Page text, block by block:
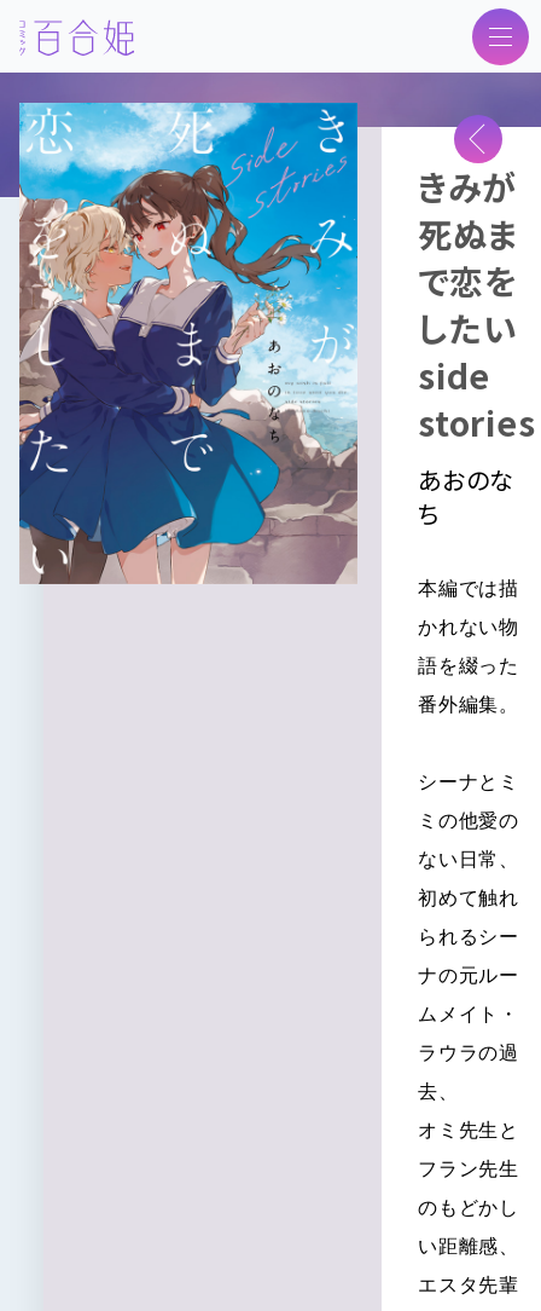
トップ
ニュース
最新号
次号予告
作品紹介
投稿
アンケート
バックナンバー
特設
きみが
死ぬま
で恋を
したい
side
stories
あおのな
ち
本編では描
かれない物
語を綴った
番外編集。
シーナとミ
ミの他愛の
ない日常、
初めて触れ
られるシー
ナの元ルー
ムメイト・
ラウラの過
去、
オミ先生と
フラン先生
のもどかし
い距離感、
エスタ先輩